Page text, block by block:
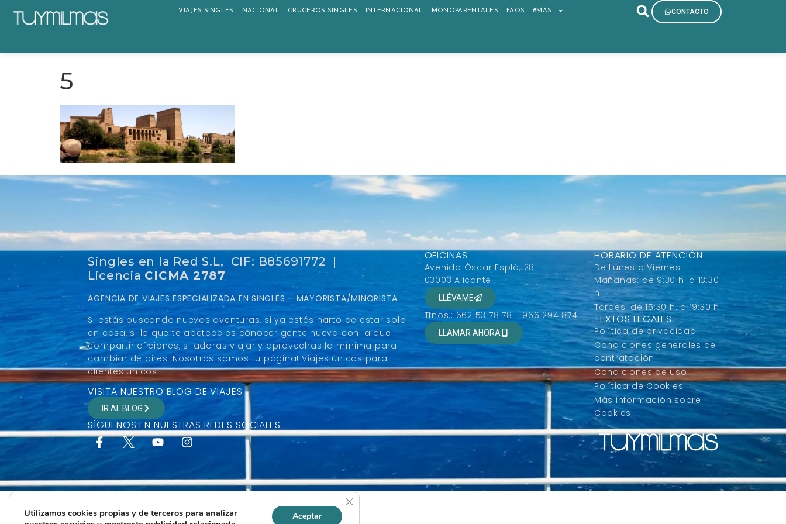
VIAJES SINGLES NACIONAL CRUCEROS SINGLES INTERNACIONAL MONOPARENTALES FAQS #MAS CONTACTO
5
Singles en la Red S.L, CIF: B85691772 |
Licencia CICMA 2787
AGENCIA DE VIAJES ESPECIALIZADA EN SINGLES – MAYORISTA/MINORISTA
Si estás buscando nuevas aventuras, si ya estás harto de estar solo
en casa, si lo que te apetece es conocer gente nueva con la que
compartir aficiones, si adoras viajar y aprovechas la mínima para
cambiar de aires ¡Nosotros somos tu página! Viajes únicos para
clientes únicos.
VISITA NUESTRO BLOG DE VIAJES
IR AL BLOG
SÍGUENOS EN NUESTRAS REDES SOCIALES
OFICINAS
Avenida Óscar Esplá, 28
03003 Alicante
LLÉVAME
Tfnos.: 662 53 78 78 - 966 294 874
LLAMAR AHORA
HORARIO DE ATENCIÓN
De Lunes a Viernes
Mañanas: de 9:30 h. a 13:30
h.
Tardes: de 15:30 h. a 19:30 h.
TEXTOS LEGALES
Política de privacidad
Condiciones generales de
contratación
Condiciones de uso
Política de Cookies
Más información sobre
Cookies
Utilizamos cookies propias y de terceros para analizar
Aceptar
Cerrar el banner de cookies RGPD